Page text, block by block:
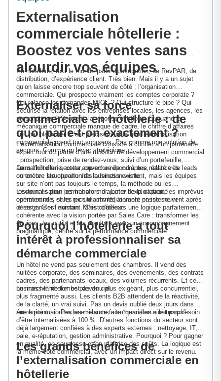
Externalisation
commerciale hôtellerie :
Boostez vos ventes sans
alourdir vos équipes
En hôtellerie, tout le monde parle d’occupation, de RevPAR, de
distribution, d’expérience client. Très bien. Mais il y a un sujet
qu’on laisse encore trop souvent de côté : l’organisation
commerciale. Qui prospecte vraiment les comptes corporate ?
Qui relance les demandes MICE ? Qui structure le pipe ? Qui
sécurise la relation avec les entreprises locales, les agences, les
prescripteurs ? Souvent, la réponse est floue. Et quand la
mécanique commerciale manque de cadre, le chiffre d’affaires
finit par plafonner. C’est précisément là que l’externalisation
commerciale prend tout son sens. Pas comme une solution de
secours. Comme un levier stratégique.
Externaliser sa force
commerciale en hôtellerie : de
quoi parle-t-on exactement ?
L’externalisation commerciale consiste à confier à un partenaire
expert tout ou partie d’une mission de développement commercial
: prospection, prise de rendez-vous, suivi d’un portefeuille,
animation d’un secteur, ouverture de comptes, relance de leads
ou encore structuration de la fonction vente.
Dans l’hôtellerie, cette approche répond à une réalité très
concrète : les opportunités business existent, mais les équipes
sur site n’ont pas toujours le temps, la méthode ou les
ressources pour les transformer. Entre l’exploitation, les imprévus
opérationnels et les pics d’activité, la vente passe souvent après
le reste. C’est humain. Mais coûteux.
L’externalisation permet alors d’ajouter de la capacité
commerciale, sans recruter immédiatement en interne ni
désorganiser l’existant. C’est d’ailleurs une logique parfaitement
cohérente avec la vision portée par Sales Care : transformer les
équipes, les outils et les résultats avec un accompagnement
pragmatique, centré sur la performance commerciale.
Pourquoi l’hôtellerie a tout
intérêt à professionnaliser sa
démarche commerciale
Un hôtel ne vend pas seulement des chambres. Il vend des
nuitées corporate, des séminaires, des événements, des contrats
cadres, des partenariats locaux, des volumes récurrents. Et ce
business-là ne tombe pas du ciel.
Le marché hôtelier est devenu plus exigeant, plus concurrentiel,
plus fragmenté aussi. Les clients B2B attendent de la réactivité,
de la clarté, un vrai suivi. Pas un devis oublié deux jours dans
une boîte mail. Pas une relance faite “quand on a le temps”.
Autre point : toutes les missions commerciales n’ont pas besoin
d’être internalisées à 100 %. D’autres fonctions du secteur sont
déjà largement confiées à des experts externes : nettoyage, IT,
paie, e-réputation, gestion administrative. Pourquoi ? Pour gagner
en qualité, en souplesse et en maîtrise des coûts. La logique est
la même côté commercial, avec un impact direct sur le revenu.
Les grands bénéfices de
l’externalisation commerciale en
hôtellerie